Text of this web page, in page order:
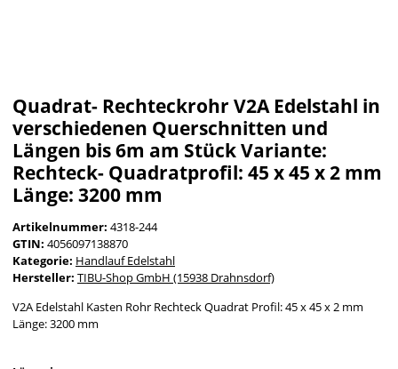
Quadrat- Rechteckrohr V2A Edelstahl in
verschiedenen Querschnitten und
Längen bis 6m am Stück Variante:
Rechteck- Quadratprofil: 45 x 45 x 2 mm
Länge: 3200 mm
Artikelnummer: 4318-244
GTIN: 4056097138870
Kategorie: Handlauf Edelstahl
Hersteller: TIBU-Shop GmbH (15938 Drahnsdorf)
V2A Edelstahl Kasten Rohr Rechteck Quadrat Profil: 45 x 45 x 2 mm
Länge: 3200 mm